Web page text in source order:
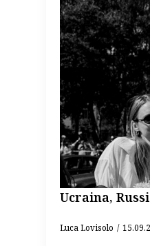
Ucraina,
Luca Lovisolo